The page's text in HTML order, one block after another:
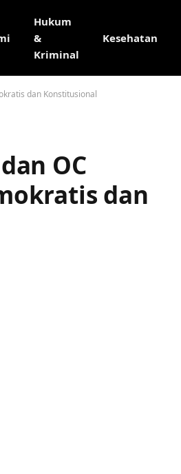
Hukum
&
Kriminal
Kesehatan
dan Konstitusional
OC
dan